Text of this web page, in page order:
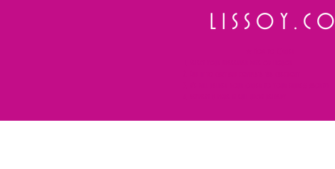
L I S S O Y . C O